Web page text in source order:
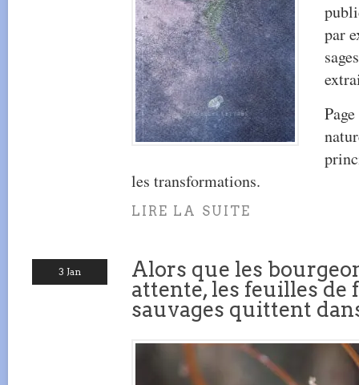
par
les transformations.
LIRE LA SUITE
3 Jan
Alors que les
attente, les feuilles de
sauvages quittent